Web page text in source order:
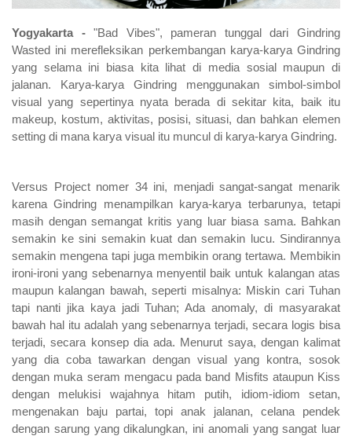
Yogyakarta -"Bad Vibes", pameran tunggal dari Gindring
Wasted ini merefleksikan perkembangan karya-karya Gindring
yang selama ini biasa kita lihat di media sosial maupun di
jalanan. Karya-karya Gindring menggunakan simbol-simbol
visual yang sepertinya nyata berada di sekitar kita, baik itu
makeup, kostum, aktivitas, posisi, situasi, dan bahkan elemen
setting di mana karya visual itu muncul di karya-karya Gindring.
Versus Project nomer 34 ini, menjadi sangat-sangat menarik
karena Gindring menampilkan karya-karya terbarunya, tetapi
masih dengan semangat kritis yang luar biasa sama. Bahkan
semakin ke sini semakin kuat dan semakin lucu. Sindirannya
semakin mengena tapi juga membikin orang tertawa. Membikin
ironi-ironi yang sebenarnya menyentil baik untuk kalangan atas
maupun kalangan bawah, seperti misalnya: Miskin cari Tuhan
tapi nanti jika kaya jadi Tuhan; Ada anomaly, di masyarakat
bawah hal itu adalah yang sebenarnya terjadi, secara logis bisa
terjadi, secara konsep dia ada. Menurut saya, dengan kalimat
yang dia coba tawarkan dengan visual yang kontra, sosok
dengan muka seram mengacu pada band Misfits ataupun Kiss
dengan melukisi wajahnya hitam putih, idiom-idiom setan,
mengenakan baju partai, topi anak jalanan, celana pendek
dengan sarung yang dikalungkan, ini anomali yang sangat luar